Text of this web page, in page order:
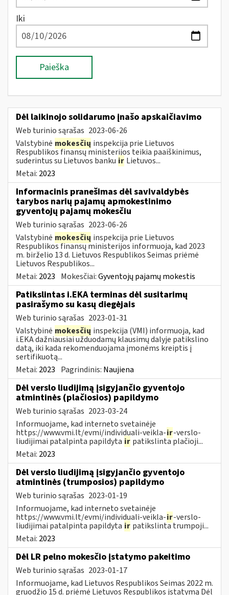
Iki
Paieška
Dėl laikinojo solidarumo įnašo apskaičiavimo
Web turinio sąrašas 2023-06-26
Valstybinė mokesčių inspekcija prie Lietuvos
Respublikos finansų ministerijos teikia paaiškinimus,
suderintus su Lietuvos banku ir Lietuvos...
Metai: 2023
Informacinis pranešimas dėl savivaldybės
tarybos narių pajamų apmokestinimo
gyventojų pajamų mokesčiu
Web turinio sąrašas 2023-06-26
Valstybinė mokesčių inspekcija prie Lietuvos
Respublikos finansų ministerijos informuoja, kad 2023
m. birželio 13 d. Lietuvos Respublikos Seimas priėmė
Lietuvos Respublikos...
Metai: 2023 Mokesčiai:Gyventojų pajamų mokestis
Patikslintas i.EKA terminas dėl susitarimų
pasirašymo su kasų diegėjais
Web turinio sąrašas 2023-01-31
Valstybinė mokesčių inspekcija (VMI) informuoja, kad
i.EKA dažniausiai užduodamų klausimų dalyje patikslino
datą, iki kada rekomenduojama įmonėms kreiptis į
sertifikuotą...
Metai: 2023 Pagrindinis: Naujiena
Dėl verslo liudijimą įsigyjančio gyventojo
atmintinės (plačiosios) papildymo
Web turinio sąrašas 2023-03-24
Informuojame, kad interneto svetainėje
https://www.vmi.lt/evmi/individuali-veikla-ir-verslo-
liudijimai patalpinta papildyta ir patikslinta plačioji...
Metai: 2023
Dėl verslo liudijimą įsigyjančio gyventojo
atmintinės (trumposios) papildymo
Web turinio sąrašas 2023-01-19
Informuojame, kad interneto svetainėje
https://www.vmi.lt/evmi/individuali-veikla-ir-verslo-
liudijimai patalpinta papildyta ir patikslinta trumpoji...
Metai: 2023
Dėl LR pelno mokesčio įstatymo pakeitimo
Web turinio sąrašas 2023-01-17
Informuojame, kad Lietuvos Respublikos Seimas 2022 m.
gruodžio 15 d. priėmė Lietuvos Respublikos įstatymą Dėl